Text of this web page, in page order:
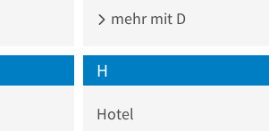
mehr mit D
H
Hotel